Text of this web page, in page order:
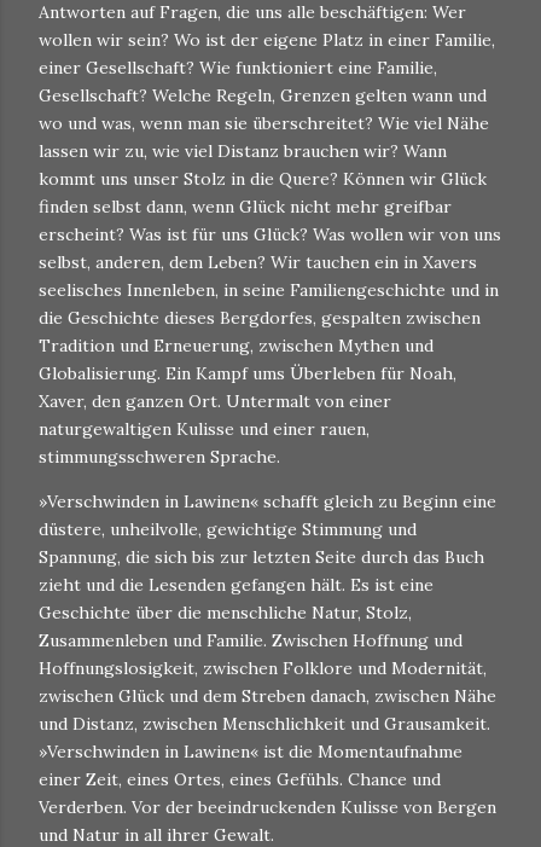
Antworten auf Fragen, die uns alle beschäftigen: Wer
wollen wir sein? Wo ist der eigene Platz in einer Familie,
einer Gesellschaft? Wie funktioniert eine Familie,
Gesellschaft? Welche Regeln, Grenzen gelten wann und
wo und was, wenn man sie überschreitet? Wie viel Nähe
lassen wir zu, wie viel Distanz brauchen wir? Wann
kommt uns unser Stolz in die Quere? Können wir Glück
finden selbst dann, wenn Glück nicht mehr greifbar
erscheint? Was ist für uns Glück? Was wollen wir von uns
selbst, anderen, dem Leben? Wir tauchen ein in Xavers
seelisches Innenleben, in seine Familiengeschichte und in
die Geschichte dieses Bergdorfes, gespalten zwischen
Tradition und Erneuerung, zwischen Mythen und
Globalisierung. Ein Kampf ums Überleben für Noah,
Xaver, den ganzen Ort. Untermalt von einer
naturgewaltigen Kulisse und einer rauen,
stimmungsschweren Sprache.
»Verschwinden in Lawinen« schafft gleich zu Beginn eine
düstere, unheilvolle, gewichtige Stimmung und
Spannung, die sich bis zur letzten Seite durch das Buch
zieht und die Lesenden gefangen hält. Es ist eine
Geschichte über die menschliche Natur, Stolz,
Zusammenleben und Familie. Zwischen Hoffnung und
Hoffnungslosigkeit, zwischen Folklore und Modernität,
zwischen Glück und dem Streben danach, zwischen Nähe
und Distanz, zwischen Menschlichkeit und Grausamkeit.
»Verschwinden in Lawinen« ist die Momentaufnahme
einer Zeit, eines Ortes, eines Gefühls. Chance und
Verderben. Vor der beeindruckenden Kulisse von Bergen
und Natur in all ihrer Gewalt.